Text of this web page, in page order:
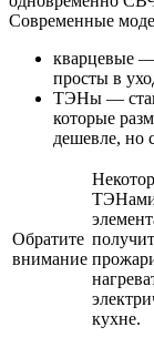
Современные
кварцевые ―
просты в
ТЭНы ―
которые
дешевле, но
Обратите
внимание
ТЭНами
кухне.